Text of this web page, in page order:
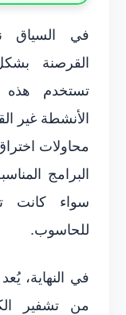
في السياق
القرصنة
تستخدم هذه
الأنشطة غير
محاولات
البرامج
سواء كانت
للحاسوب.
في النهاية،
من تشفير